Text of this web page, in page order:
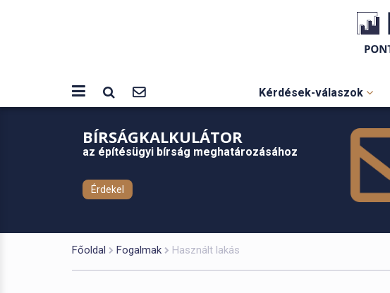
Kérdések-válaszok
BÍRSÁGKALKULÁTOR
az építésügyi bírság meghatározásához
Érdekel
Főoldal Fogalmak Használt lakás